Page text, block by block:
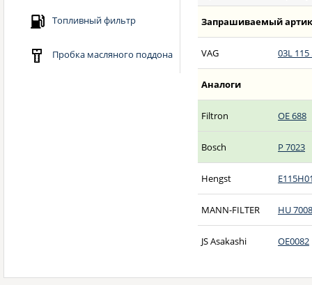
Топливный фильтр
Пробка масляного поддона
Запрашиваемый
VAG 03L 115
Аналоги
Filtron OE 688
Bosch P 7023
Hengst
MANN-FILTER HU
JS Asakashi OE0082